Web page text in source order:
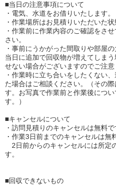
■当日の注意事項について
・電気、水道をお借りいたします。
・作業場所はお見積りいただいた
・作業前に作業内容のご確認をさ
さい。
・事前にうかがった間取りや部屋
当日に追加で回収物が増えてしま
せない場合がございますのでご注意
・作業時に立ち合いをしたくない
た場合はご相談ください。（その
す。お写真で作業前と作業後につ
す。）
■キャンセルについて
・訪問見積りのキャンセルは無料で
・作業3日前までのキャンセルは無
2日前からのキャンセルには所定
す。
■回収できないもの